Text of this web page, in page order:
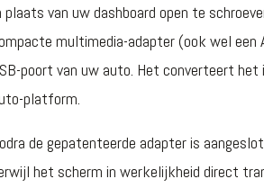
plaats van uw dashboard open te
multimedia-adapter (ook wel een
poort van uw auto. Het converteert het
platform.
de gepatenteerde adapter is
het scherm in werkelijkheid direct